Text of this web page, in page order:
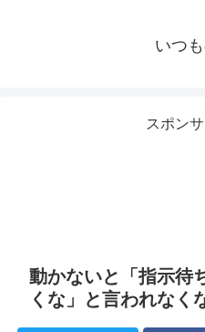
いつ
スポン
動かないと「指示待
くな」と言われなく